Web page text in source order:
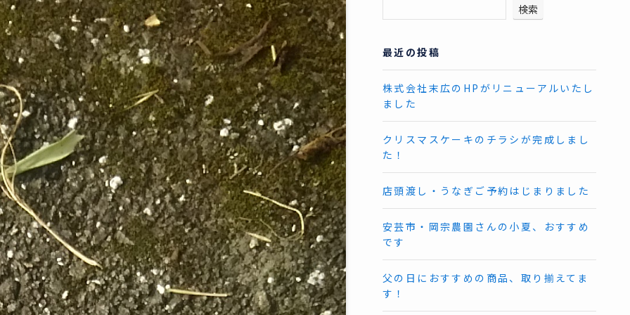
検索
最近の投稿
株式会社末広のHPがリニューアルいたし
ました
クリスマスケーキのチラシが完成しまし
た！
店頭渡し・うなぎご予約はじまりました
安芸市・岡宗農園さんの小夏、おすすめ
です
父の日におすすめの商品、取り揃えてま
す！